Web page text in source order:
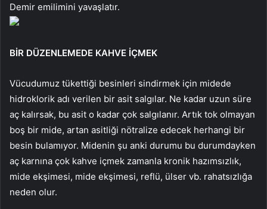
Demir emilimini yavaşlatır.
BİR DÜZENLEMEDE KAHVE İÇMEK
Vücudumuz tükettiği besinleri sindirmek için midede
hidroklorik adı verilen bir asit salgılar. Ne kadar uzun süre
aç kalırsak, bu asit o kadar çok salgılanır. Artık tok olmayan
boş bir mide, artan asitliği nötralize edecek herhangi bir
besin bulamıyor. Midenin şu anki durumu bu durumdayken
aç karnına çok kahve içmek zamanla kronik hazımsızlık,
mide ekşimesi, mide ekşimesi, reflü, ülser vb. rahatsızlığa
neden olur.